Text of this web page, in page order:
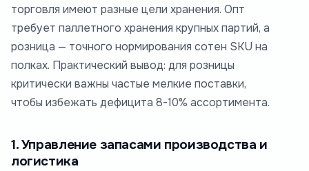
торговля имеют разные цели хранения. Опт
требует паллетного хранения крупных партий, а
розница — точного нормирования сотен SKU на
полках. Практический вывод: для розницы
критически важны частые мелкие поставки,
чтобы избежать дефицита 8-10% ассортимента.
1. Управление запасами производства и
логистика